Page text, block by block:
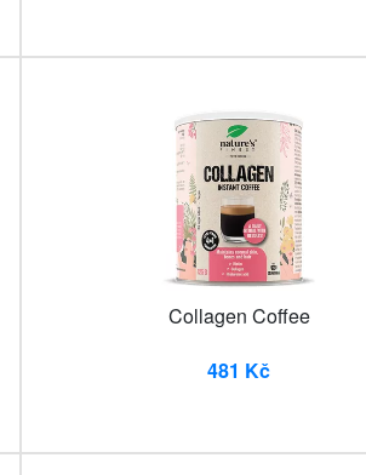
Collagen Coffee
481 Kč